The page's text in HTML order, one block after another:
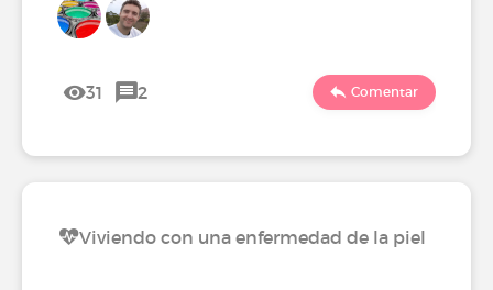
31 2 Comentar
Viviendo con una enfermedad de la piel